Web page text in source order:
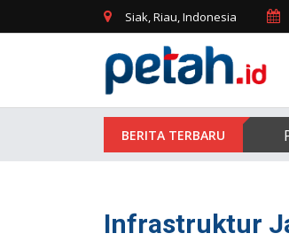
Siak, Riau, Indonesia
Infrastruktur